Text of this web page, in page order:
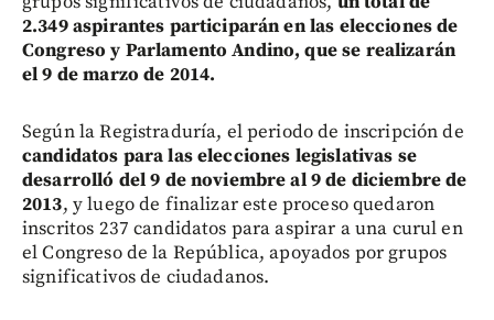
2.349 aspirantes participarán en las elecciones de
Congreso y Parlamento Andino, que se realizarán
el 9 de marzo de 2014.
Según la Registraduría, el periodo de inscripción de
candidatos para las elecciones legislativas se
desarrolló del 9 de noviembre al 9 de diciembre de
2013, y luego de finalizar este proceso quedaron
inscritos 237 candidatos para aspirar a una curul en
el Congreso de la República, apoyados por grupos
significativos de ciudadanos.